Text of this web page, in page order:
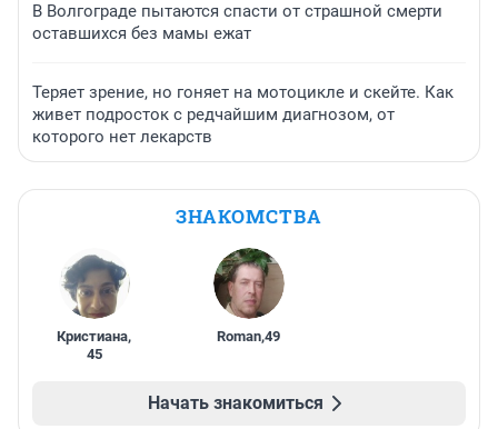
В Волгограде пытаются спасти от страшной смерти
оставшихся без мамы ежат
Теряет зрение, но гоняет на мотоцикле и скейте. Как
живет подросток с редчайшим диагнозом, от
которого нет лекарств
ЗНАКОМСТВА
Кристиана,
45
Roman,49
Начать знакомиться